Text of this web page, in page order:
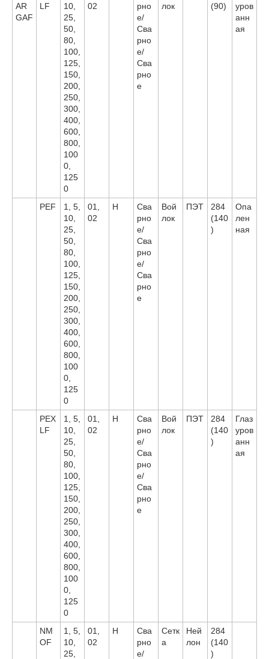
AR
GAF
LF
10,
25,
50,
80,
100,
125,
150,
200,
250,
300,
400,
600,
800,
100
0,
125
0
02
рно
е/
Сва
рно
е/
Сва
рно
е
лок
(90)
уров
анн
ая
PEF
1, 5,
10,
25,
50,
80,
100,
125,
150,
200,
250,
300,
400,
600,
800,
100
0,
125
0
01,
02
H
Сва
рно
е/
Сва
рно
е/
Сва
рно
е
Вой
лок
ПЭТ
284
(140
)
Опа
лен
ная
PEX
LF
1, 5,
10,
25,
50,
80,
100,
125,
150,
200,
250,
300,
400,
600,
800,
100
0,
125
0
01,
02
H
Сва
рно
е/
Сва
рно
е/
Сва
рно
е
Вой
лок
ПЭТ
284
(140
)
Глаз
уров
анн
ая
NM
OF
1, 5,
10,
25,
01,
02
H
Сва
рно
е/
Сетк
а
Ней
лон
284
(140
)